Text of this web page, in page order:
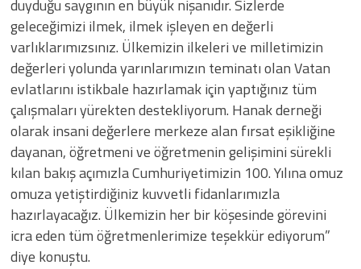
duyduğu saygının en büyük nişanıdır. Sizlerde
geleceğimizi ilmek, ilmek işleyen en değerli
varlıklarımızsınız. Ülkemizin ilkeleri ve milletimizin
değerleri yolunda yarınlarımızın teminatı olan Vatan
evlatlarını istikbale hazırlamak için yaptığınız tüm
çalışmaları yürekten destekliyorum. Hanak derneği
olarak insani değerlere merkeze alan fırsat eşikliğine
dayanan, öğretmeni ve öğretmenin gelişimini sürekli
kılan bakış açımızla Cumhuriyetimizin 100. Yılına omuz
omuza yetiştirdiğiniz kuvvetli fidanlarımızla
hazırlayacağız. Ülkemizin her bir köşesinde görevini
icra eden tüm öğretmenlerimize teşekkür ediyorum”
diye konuştu.